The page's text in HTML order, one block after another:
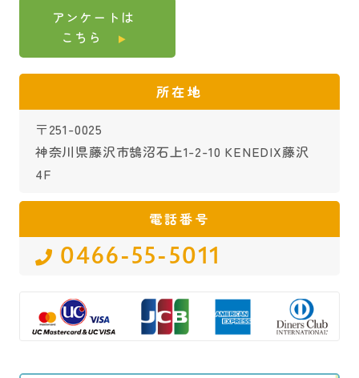
アンケートは
こちら
所在地
〒251-0025
神奈川県藤沢市鵠沼石上1-2-10 KENEDIX藤沢
4F
電話番号
0466-55-5011